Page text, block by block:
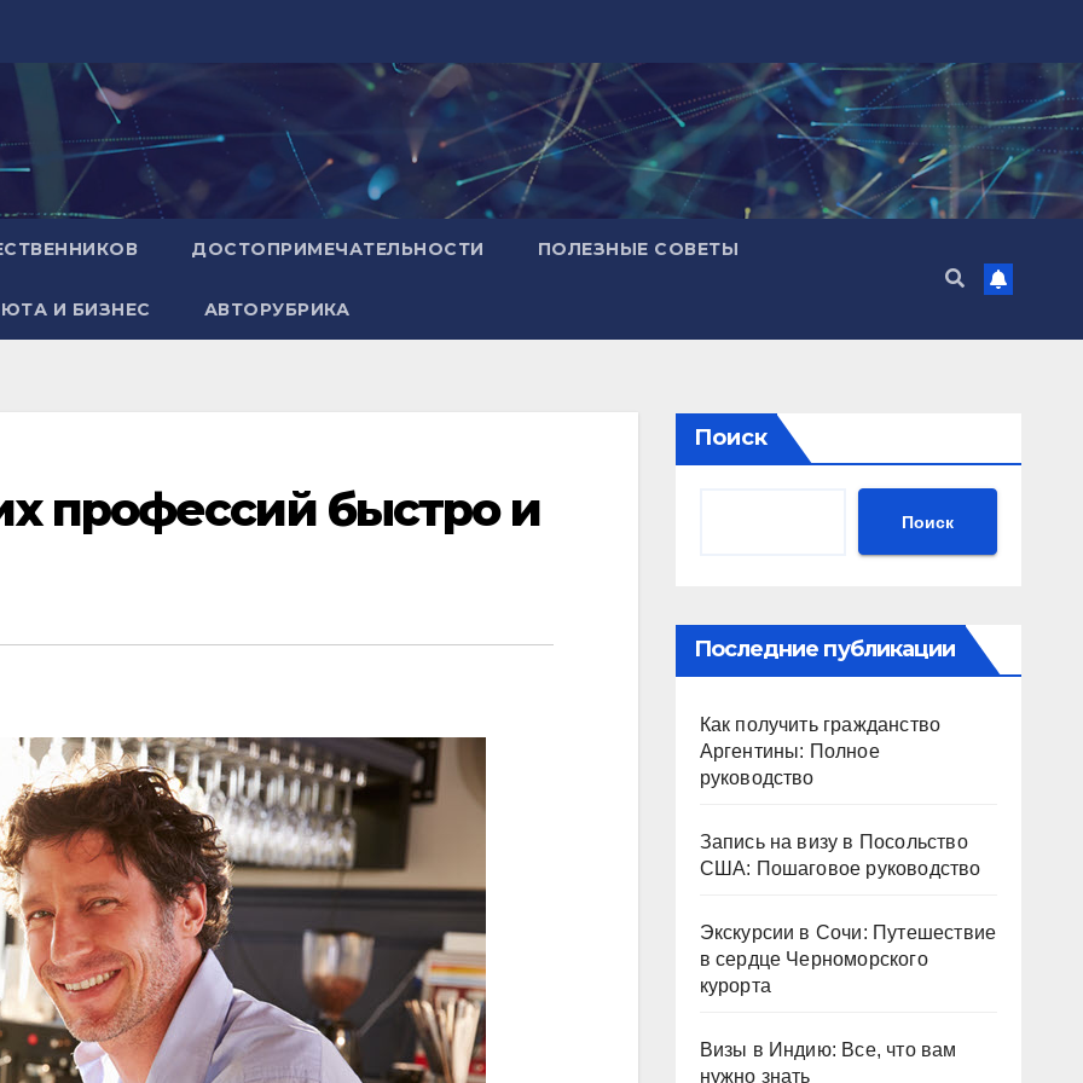
ДОСТОПРИМЕЧАТЕЛЬНОСТИ ПОЛЕЗНЫЕ СОВЕТЫ
И БИЗНЕС АВТОРУБРИКА
профессий быстро и
Поиск
Поиск
Последние публикации
Как получить гражданство
Аргентины: Полное
руководство
Запись на визу в Посольство
США: Пошаговое руководство
Экскурсии в Сочи: Путешествие
в сердце Черноморского
курорта
Визы в Индию: Все, что вам
нужно знать